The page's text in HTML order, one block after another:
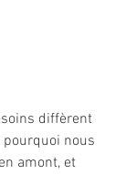
diffèrent
pourquoi nous
amont, et